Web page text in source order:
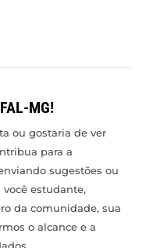
MG!
ou gostaria de ver
para a
sugestões ou
estudante,
da comunidade, sua
o alcance e a